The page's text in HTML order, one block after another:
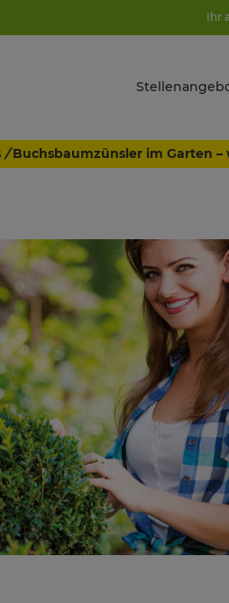
Ihr
/ Buchsbaumzünsler im Garten